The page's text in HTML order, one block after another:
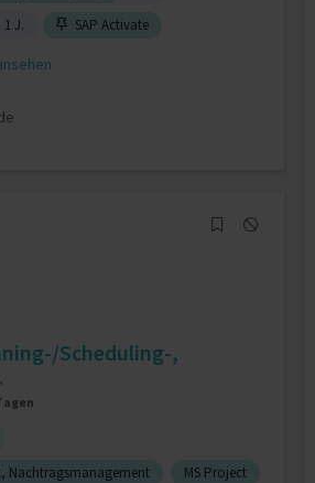
1 J. SAP Activate
Scheduling-,
Nachtragsmanagement
MS Project